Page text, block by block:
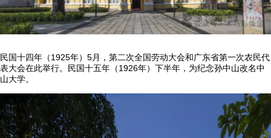
民国十四年（1925年）5月，第二次全国劳动大会和广东省第一次农民代
表大会在此举行。民国十五年（1926年）下半年，为纪念孙中山改名中
山大学。